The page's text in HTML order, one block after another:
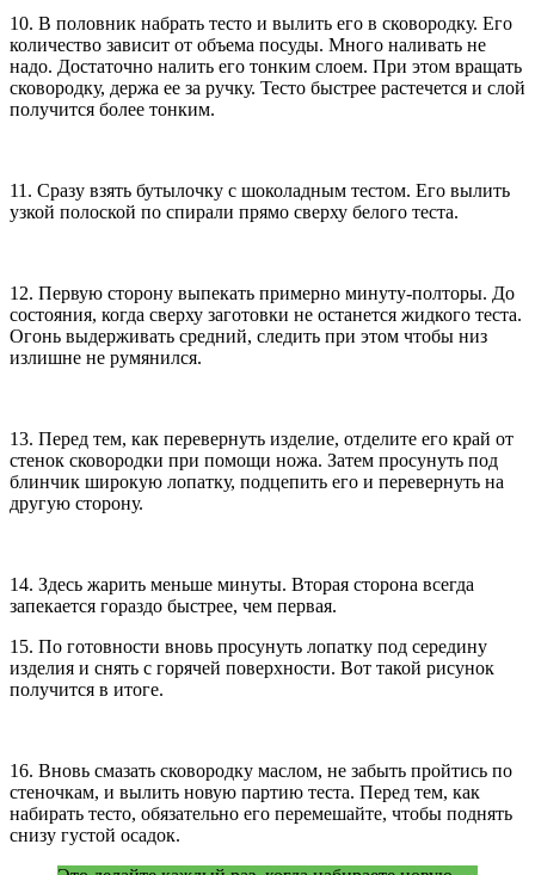
10. В половник набрать тесто и вылить его в сковородку. Его
количество зависит от объема посуды. Много наливать не
надо. Достаточно налить его тонким слоем. При этом вращать
сковородку, держа ее за ручку. Тесто быстрее растечется и слой
получится более тонким.
11. Сразу взять бутылочку с шоколадным тестом. Его вылить
узкой полоской по спирали прямо сверху белого теста.
12. Первую сторону выпекать примерно минуту-полторы. До
состояния, когда сверху заготовки не останется жидкого теста.
Огонь выдерживать средний, следить при этом чтобы низ
излишне не румянился.
13. Перед тем, как перевернуть изделие, отделите его край от
стенок сковородки при помощи ножа. Затем просунуть под
блинчик широкую лопатку, подцепить его и перевернуть на
другую сторону.
14. Здесь жарить меньше минуты. Вторая сторона всегда
запекается гораздо быстрее, чем первая.
15. По готовности вновь просунуть лопатку под середину
изделия и снять с горячей поверхности. Вот такой рисунок
получится в итоге.
16. Вновь смазать сковородку маслом, не забыть пройтись по
стеночкам, и вылить новую партию теста. Перед тем, как
набирать тесто, обязательно его перемешайте, чтобы поднять
снизу густой осадок.